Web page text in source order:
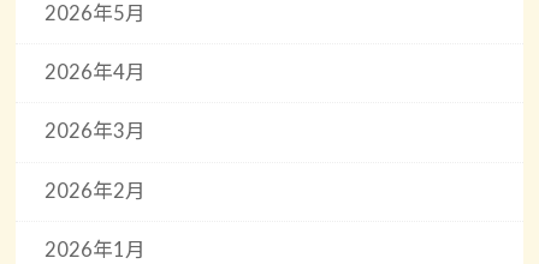
2026年5月
2026年4月
2026年3月
2026年2月
2026年1月